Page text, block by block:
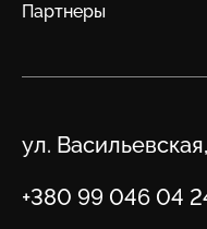
Партнеры
Адрес
ул.
Телефон
+380 99 046 04